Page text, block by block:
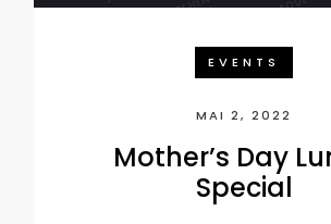
EVENTS
MAI 2, 2022
Mother’s Day
Special